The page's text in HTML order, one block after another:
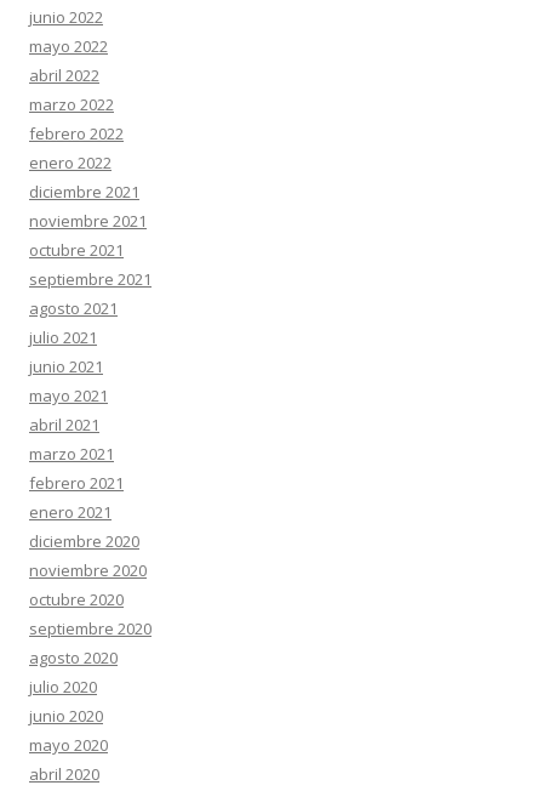
junio 2022
mayo 2022
abril 2022
marzo 2022
febrero 2022
enero 2022
diciembre 2021
noviembre 2021
octubre 2021
septiembre 2021
agosto 2021
julio 2021
junio 2021
mayo 2021
abril 2021
marzo 2021
febrero 2021
enero 2021
diciembre 2020
noviembre 2020
octubre 2020
septiembre 2020
agosto 2020
julio 2020
junio 2020
mayo 2020
abril 2020